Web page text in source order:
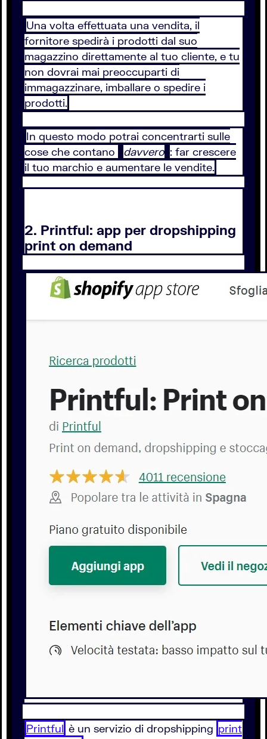
Una volta effettuata una vendita, il
fornitore spedirà i prodotti dal suo
magazzino direttamente al tuo cliente, e tu
non dovrai mai preoccuparti di
immagazzinare, imballare o spedire i
prodotti.
In questo modo potrai concentrarti sulle
cose che contano
davvero : far crescere
il tuo marchio e aumentare le vendite.
2. Printful: app per dropshipping
print on demand
Printful è un servizio di dropshipping print